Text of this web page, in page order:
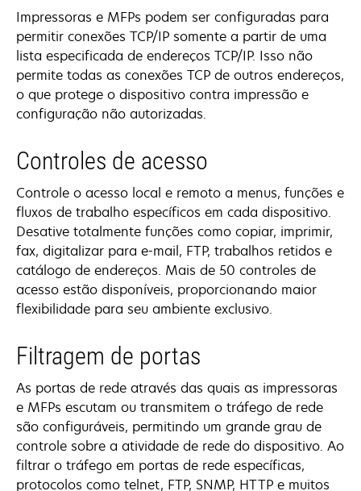
Impressoras e MFPs podem ser configuradas para
permitir conexões TCP/IP somente a partir de uma
lista especificada de endereços TCP/IP. Isso não
permite todas as conexões TCP de outros endereços,
o que protege o dispositivo contra impressão e
configuração não autorizadas.
Controles de acesso
Controle o acesso local e remoto a menus, funções e
fluxos de trabalho específicos em cada dispositivo.
Desative totalmente funções como copiar, imprimir,
fax, digitalizar para e-mail, FTP, trabalhos retidos e
catálogo de endereços. Mais de 50 controles de
acesso estão disponíveis, proporcionando maior
flexibilidade para seu ambiente exclusivo.
Filtragem de portas
As portas de rede através das quais as impressoras
e MFPs escutam ou transmitem o tráfego de rede
são configuráveis, permitindo um grande grau de
controle sobre a atividade de rede do dispositivo. Ao
filtrar o tráfego em portas de rede específicas,
protocolos como telnet, FTP, SNMP, HTTP e muitos